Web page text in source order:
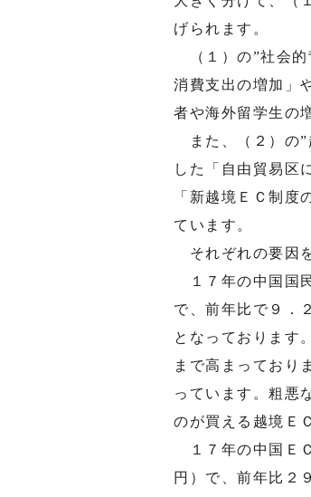
げられます。
（１）の”社会的
消費支出の増加」
者や海外留学生の
また、（２）の”
した「自由貿易区
「新越境ＥＣ制
ています。
それぞれの要因
１７年の中国国
で、前年比で９．
となっております
まで高まっており
っています。粗悪
のが買える越境Ｅ
１７年の中国Ｅ
円）で、前年比２